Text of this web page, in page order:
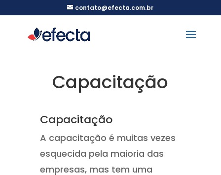
contato@efecta.com.br
Capacitação
Capacitação
A capacitação é muitas vezes
esquecida pela maioria das
empresas, mas tem uma